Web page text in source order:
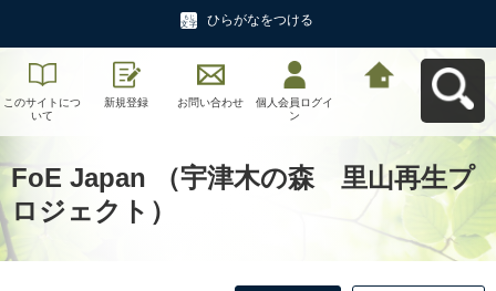
ひらがなをつける
このサイトにつ
いて
新規登録 お問い合わせ
個人会員ログイ
ン
FoE Japan （宇津木の森 里山再生プ
ロジェクト）